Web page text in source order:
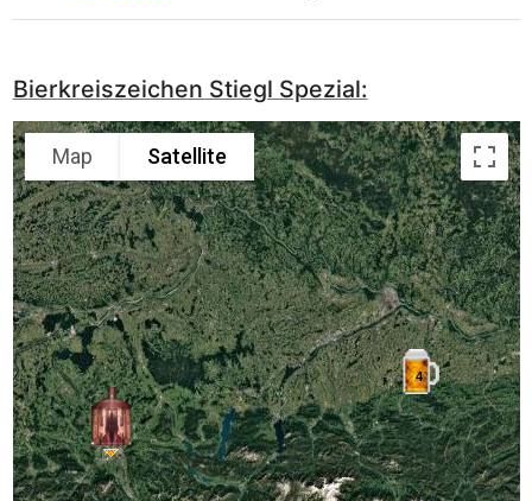
Bierkreiszeichen Stiegl Spezial:
4
Map Satellite